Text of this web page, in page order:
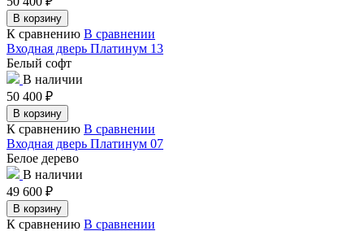
В корзину
К сравнению В сравнении
Входная дверь Платинум 13
Белый софт
В наличии
50 400 ₽
В корзину
К сравнению В сравнении
Входная дверь Платинум 07
Белое дерево
В наличии
49 600 ₽
В корзину
К сравнению В сравнении